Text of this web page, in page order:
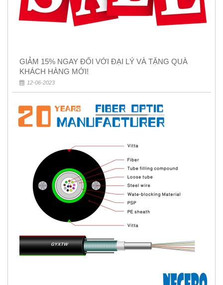
GIẢM 15% NGAY ĐỐI VỚI ĐẠI LÝ VÀ TẶNG QUÀ
KHÁCH HÀNG MỚI!
12-06-2023